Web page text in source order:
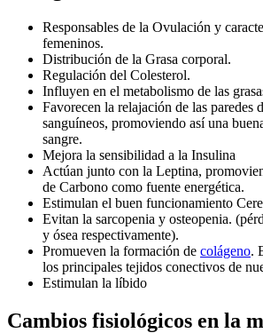
Responsables de la Ovulación y
femeninos.
Distribución de la Grasa corporal.
Regulación del Colesterol.
Influyen en el metabolismo de las
Favorecen la relajación de las paredes
sanguíneos, promoviendo así una
sangre.
Mejora la sensibilidad a la Insulina
Actúan junto con la Leptina,
de Carbono como fuente energética.
Estimulan el buen funcionamiento
Evitan la sarcopenia y osteopenia.
y ósea respectivamente).
Promueven la formación de colágeno.
los principales tejidos conectivos de
Estimulan la líbido
Cambios fisiológicos en la